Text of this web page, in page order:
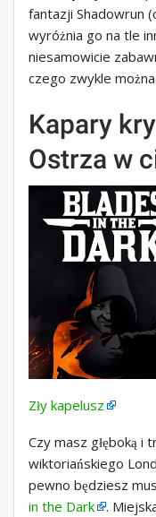
fantazji Shadowrun
wyróżnia go na tle
niesamowicie
czego zwykle
Kapary
Ostrza w
Zły kapelusz
Czy masz głęboką i
wiktoriańskiego
pewno będziesz
in the Dark
.